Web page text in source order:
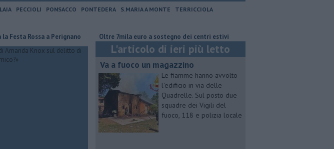
PECCIOLI PONSACCO PONTEDERA S.MARIA A MONTE
TERRICCIOLA
a Perignano Oltre 7mila euro a sostegno dei centri estivi Retiambiente, M5S: "Nessun legame
L'articolo di ieri più letto
Va a fuoco un magazzino
Le fiamme hanno avvolto
l'edificio in via delle
Quadrelle. Sul posto due
squadre dei Vigili del
fuoco, 118 e polizia locale